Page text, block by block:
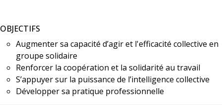
OBJECTIFS
Augmenter sa capacité d’agir et l'efficacité collective en
groupe solidaire
Renforcer la coopération et la solidarité au travail
S’appuyer sur la puissance de l’intelligence collective
Développer sa pratique professionnelle